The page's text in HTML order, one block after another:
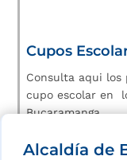
Cupos
Consulta aqui los
cupo escolar en
Bucaramanga.
Alcaldía de